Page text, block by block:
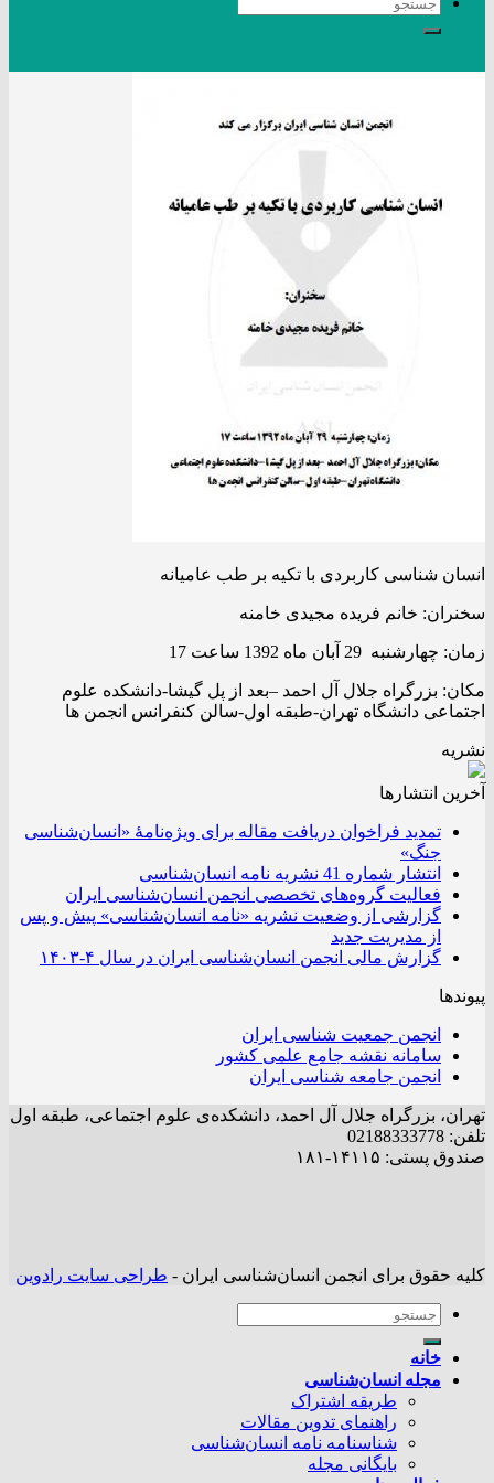
انسان شناسی کاربردی با تکیه بر طب عامیانه
سخنران: خانم فریده مجیدی خامنه
زمان: چهارشنبه 29 آبان ماه 1392 ساعت 17
مکان: بزرگراه جلال آل احمد –بعد از پل گیشا-دانشکده علوم
اجتماعی دانشگاه تهران-طبقه اول-سالن کنفرانس انجمن ها
نشریه
آخرین انتشار‌ها
تمدید فراخوان دریافت مقاله برای ویژه‌نامۀ «انسان‌شناسی
جنگ»
انتشار شماره 41 نشریه نامه انسان‌شناسی
فعالیت گروه‌های تخصصی انجمن انسان‌شناسی ایران
گزارشی از وضعیت نشریه «نامه انسان‌شناسی» پیش و پس
از مدیریت جدید
گزارش مالی انجمن انسان‌شناسی ایران در سال ۴-۱۴۰۳
پیوندها
انجمن جمعیت شناسی ایران
سامانه نقشه جامع علمی کشور
انجمن جامعه شناسی ایران
تهران، بزرگراه جلال آل احمد، دانشکده‌ی علوم اجتماعی، طبقه اول
تلفن: 02188333778
صندوق پستی: ۱۴۱۱۵-۱۸۱
کلیه حقوق برای انجمن انسان‌شناسی ایران - طراحی سایت رادوین
خانه
مجله انسان‌شناسی
طریقه اشتراک
راهنمای تدوین مقالات
شناسنامه نامه انسان‌شناسی
بایگانی مجله